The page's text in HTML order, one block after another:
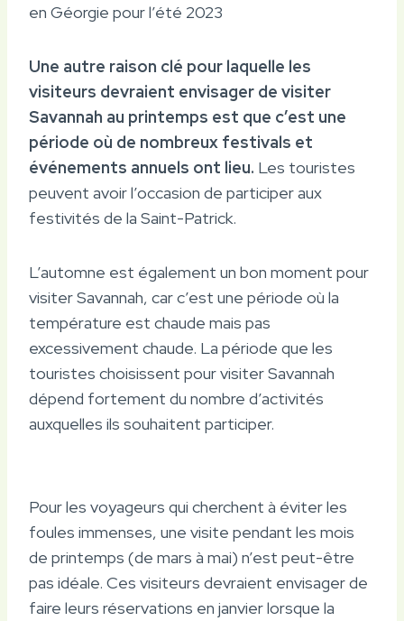
en Géorgie pour l’été 2023
Une autre raison clé pour laquelle les
visiteurs devraient envisager de visiter
Savannah au printemps est que c’est une
période où de nombreux festivals et
événements annuels ont lieu. Les touristes
peuvent avoir l’occasion de participer aux
festivités de la Saint-Patrick.
L’automne est également un bon moment pour
visiter Savannah, car c’est une période où la
température est chaude mais pas
excessivement chaude. La période que les
touristes choisissent pour visiter Savannah
dépend fortement du nombre d’activités
auxquelles ils souhaitent participer.
Pour les voyageurs qui cherchent à éviter les
foules immenses, une visite pendant les mois
de printemps (de mars à mai) n’est peut-être
pas idéale. Ces visiteurs devraient envisager de
faire leurs réservations en janvier lorsque la